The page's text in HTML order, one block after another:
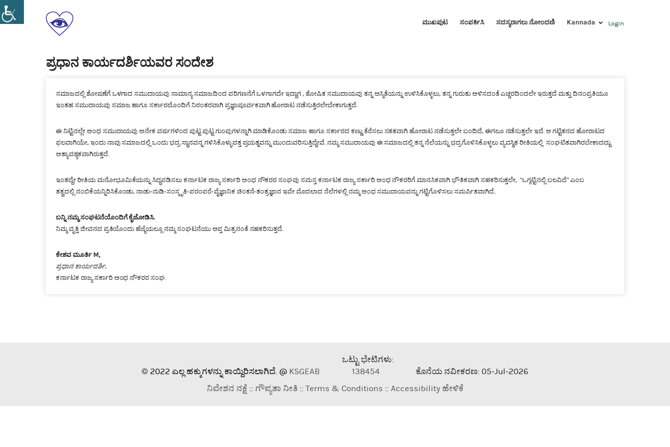
Skip
to
content
ಕರ್ನಾಟಕ
ರಾಜ್ಯ
ನೌಕರರ
ಸಂಘ(ರಿ)
ಸ್ವಗೌರವ
ಮುಖಪುಟ ಸಂಪರ್ಕಿಸಿ ಸದಸ್ಯರಾಗಲು ನೋಂದಣಿ Kannada Login
ಪ್ರಧಾನ ಕಾರ್ಯದರ್ಶಿಯವರ ಸಂದೇಶ
ಸಮಾಜದಲ್ಲಿ ಶೋಷಣೆಗೆ ಒಳಗಾದ ಸಮುದಾಯವು ಸಾಮಾನ್ಯ ಸಮಾಜದಿಂದ ಪರಿಗಣನೆಗೆ ಒಳಗಾಗದೇ ಇದ್ದಾಗ , ಶೋಷಿತ ಸಮುದಾಯವು ತನ್ನ ಅಸ್ಮಿತೆಯನ್ನು ಉಳಿಸಿಕೊಳ್ಳಲು, ತನ್ನ ಗುರುತು ಅಳಿಸದಂತೆ ಎಚ್ಚರದಿಂದಲೇ ಇರುತ್ತದೆ ಮತ್ತು ದಿನಂಪ್ರತಿಯೂ
ಇಂತಹ ಸಮುದಾಯವು ಸಮಾಜ ಹಾಗೂ ಸರ್ಕಾರದೊಂದಿಗೆ ನಿರಂತರವಾಗಿ ಪ್ರಜ್ಞಾಪೂರ್ವಕವಾಗಿ ಹೋರಾಟ ನಡೆಸುತ್ತಿರಲೇಬೇಕಾಗುತ್ತದೆ.
ಈ ನಿಟ್ಟಿನಲ್ಲೇ ಅಂಧ ಸಮುದಾಯವು ಅನೇಕ ವರ್ಷಗಳಿಂದ ಪುಟ್ಟ ಪುಟ್ಟ ಗುಂಪುಗಳನ್ನಾಗಿ ಮಾಡಿಕೊಂಡು ಸಮಾಜ ಹಾಗೂ ಸರ್ಕಾರದ ಕಣ್ಣು ತೆರೆಸಲು ಸತತವಾಗಿ ಹೋರಾಟ ನಡೆಸುತ್ತಲೇ ಬಂದಿದೆ, ಈಗಲೂ ನಡೆಸುತ್ತಲೇ ಇದೆ. ಆ ಗಟ್ಟಿತನದ ಹೋರಾಟದ
ಫಲವಾಗಿಯೇ, ಇಂದು ನಾವು ಸಮಾಜದಲ್ಲಿ ಒಂದು ಭದ್ರ ಸ್ಥಾನವನ್ನ ಗಳಿಸಿಕೊಳ್ಳುವತ್ತ ಪ್ರಯತ್ನವನ್ನು ಮುಂದುವರಿಸುತ್ತಿದ್ದೇವೆ. ನಮ್ಮ ಸಮುದಾಯವು ಈ ಸಮಾಜದಲ್ಲಿ ತನ್ನ ನೆಲೆಯನ್ನು ಭದ್ರಗೊಳಿಸಿಕೊಳ್ಳಲು ವ್ಯವಸ್ಥಿತ ರೀತಿಯಲ್ಲಿ ಸಂಘಟಿತವಾಗಿರಬೇಕಾದದ್ದು
ಅತ್ಯಾವಶ್ಯಕವಾಗಿರುತ್ತದೆ.
ಇಂತದ್ದೇ ರೀತಿಯ ಮನೋಭೂಮಿಕೆಯನ್ನು ಸಿದ್ಧಪಡಿಸಲು ಕರ್ನಾಟಕ ರಾಜ್ಯ ಸರ್ಕಾರಿ ಅಂಧ ನೌಕರರ ಸಂಘವು ಸಮಸ್ತ ಕರ್ನಾಟಕ ರಾಜ್ಯ ಸರ್ಕಾರಿ ಅಂಧ ನೌಕರರಿಗೆ ಮಾನಸಿಕವಾಗಿ ಭೌತಿಕವಾಗಿ ಸಹಕರಿಸುತ್ತಲೇ, “ಒಗ್ಗಟ್ಟಿನಲ್ಲಿ ಬಲವಿದೆ” ಎಂಬ
ತತ್ವದಲ್ಲಿ ನಂಬಿಕೆಯನ್ನಿರಿಸಿಕೊಂಡು, ನಾಡು-ನುಡಿ-ಸಂಸ್ಕೃತಿ-ಪರಂಪರೆ-ವೈಜ್ಞಾನಿಕ ಚಿಂತನೆ-ತಂತ್ರಜ್ಞಾನ ಇವೇ ಮೊದಲಾದ ನೆಲೆಗಳಲ್ಲಿ ನಮ್ಮ ಅಂಧ ಸಮುದಾಯವನ್ನು ಗಟ್ಟಿಗೊಳಿಸಲು ಸಮರ್ಪಿತವಾಗಿದೆ..
ಬನ್ನಿ ನಮ್ಮ ಸಂಘಟನೆಯೊಂದಿಗೆ ಕೈಜೋಡಿಸಿ.
ನಿಮ್ಮ ವೃತ್ತಿ ಜೀವನದ ಪ್ರತಿಯೊಂದು ಹೆಜ್ಜೆಯಲ್ಲೂ ನಮ್ಮ ಸಂಘಟನೆಯು ಆಪ್ತ ಮಿತ್ರನಂತೆ ಸಹಕರಿಸುತ್ತದೆ.
ಕೇಶವ ಮೂರ್ತಿ M,
ಪ್ರಧಾನ ಕಾರ್ಯದರ್ಶಿ,
ಕರ್ನಾಟಕ ರಾಜ್ಯ ಸರ್ಕಾರಿ ಅಂಧ ನೌಕರರ ಸಂಘ.
© 2022 ಎಲ್ಲ ಹಕ್ಕುಗಳನ್ನು ಕಾಯ್ದಿರಿಸಲಾಗಿದೆ. @ KSGEAB
ಒಟ್ಟು ಭೇಟಿಗಳು:
138454
ಕೊನೆಯ ನವೀಕರಣ: 05-Jul-2026
ನಿವೇಶನ ನಕ್ಷೆ :: ಗೌಪ್ಯತಾ ನೀತಿ:: Terms & Conditions :: Accessibility ಹೇಳಿಕೆ